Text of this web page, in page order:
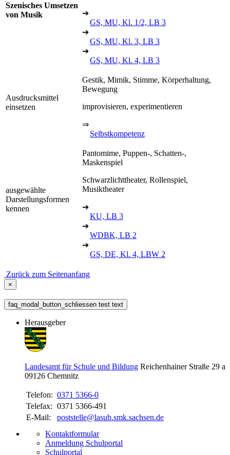
Szenisches Umsetzen
von Musik
➔
GS, MU, Kl. 1/2, LB 3
➔
GS, MU, Kl. 3, LB 3
➔
GS, MU, Kl. 4, LB 3
Ausdrucksmittel
einsetzen
Gestik, Mimik, Stimme, Körperhaltung,
Bewegung
improvisieren, experimentieren
⇒
Selbstkompetenz
ausgewählte
Darstellungsformen
kennen
Pantomime, Puppen-, Schatten-,
Maskenspiel
Schwarzlichttheater, Rollenspiel,
Musiktheater
➔
KU, LB 3
➔
WDBK, LB 2
➔
GS, DE, Kl. 4, LBW 2
Zurück zum Seitenanfang
×
faq_modal_button_schliessen test text
Herausgeber
Landesamt für Schule und Bildung Reichenhainer Straße 29 a
09126 Chemnitz
Telefon: 0371 5366-0
Telefax: 0371 5366-491
E-Mail:
poststelle@lasub.smk.sachsen.de
Kontaktformular
Anmeldung Schulportal
Schulportal